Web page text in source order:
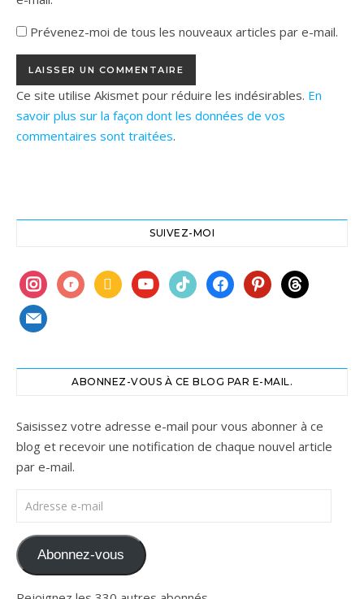
Prévenez-moi de tous les nouveaux articles par e-mail.
Ce site utilise Akismet pour réduire les indésirables. En
savoir plus sur la façon dont les données de vos
commentaires sont traitées.
SUIVEZ-MOI
instagram
ravelrybook youtubetiktokfacebookpinterest
threads
mail
ABONNEZ-VOUS À CE BLOG PAR E-MAIL.
Saisissez votre adresse e-mail pour vous abonner à ce
blog et recevoir une notification de chaque nouvel article
par e-mail.
Adresse e-mail
Abonnez-vous